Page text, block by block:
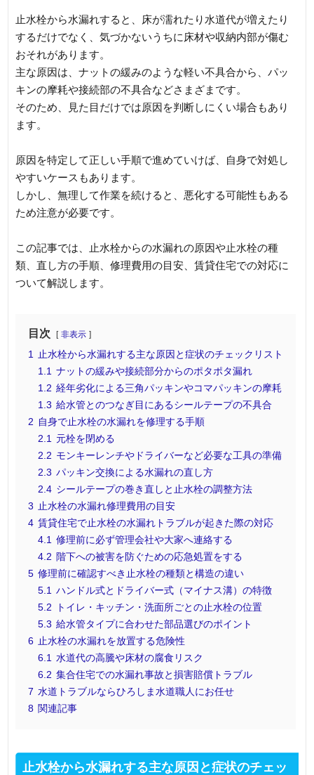
止水栓から水漏れすると、床が濡れたり水道代が増えたり
するだけでなく、気づかないうちに床材や収納内部が傷む
おそれがあります。
主な原因は、ナットの緩みのような軽い不具合から、パッ
キンの摩耗や接続部の不具合などさまざまです。
そのため、見た目だけでは原因を判断しにくい場合もあり
ます。
原因を特定して正しい手順で進めていけば、自身で対処し
やすいケースもあります。
しかし、無理して作業を続けると、悪化する可能性もある
ため注意が必要です。
この記事では、止水栓からの水漏れの原因や止水栓の種
類、直し方の手順、修理費用の目安、賃貸住宅での対応に
ついて解説します。
目次 非表示
1
止水栓から水漏れする主な原因と症状のチェックリスト
1.1
ナットの緩みや接続部分からのポタポタ漏れ
1.2 経年劣化による三角パッキンやコマパッキンの摩耗
1.3 給水管とのつなぎ目にあるシールテープの不具合
2 自身で止水栓の水漏れを修理する手順
2.1
元栓を閉める
2.2 モンキーレンチやドライバーなど必要な工具の準備
2.3 パッキン交換による水漏れの直し方
2.4 シールテープの巻き直しと止水栓の調整方法
3
止水栓の水漏れ修理費用の目安
4 賃貸住宅で止水栓の水漏れトラブルが起きた際の対応
4.1
修理前に必ず管理会社や大家へ連絡する
4.2 階下への被害を防ぐための応急処置をする
5 修理前に確認すべき止水栓の種類と構造の違い
5.1
ハンドル式とドライバー式（マイナス溝）の特徴
5.2
トイレ・キッチン・洗面所ごとの止水栓の位置
5.3 給水管タイプに合わせた部品選びのポイント
6 止水栓の水漏れを放置する危険性
6.1
水道代の高騰や床材の腐食リスク
6.2 集合住宅での水漏れ事故と損害賠償トラブル
7 水道トラブルならひろしま水道職人にお任せ
8 関連記事
止水栓から水漏れする主な原因と症状のチェッ